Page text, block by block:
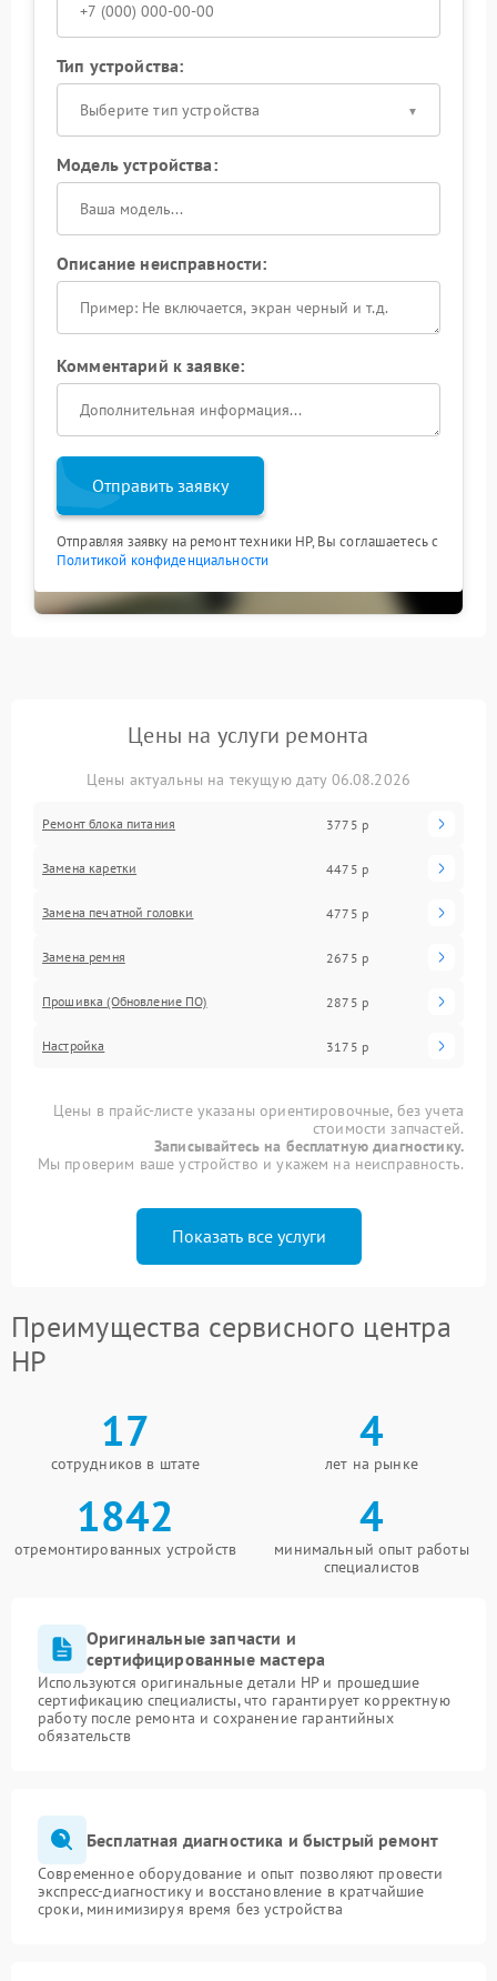
Тип устройства:
Выберите тип устройства
Модель устройства:
Описание неисправности:
Комментарий к заявке:
Отправить заявку
Отправляя заявку на ремонт техники HP, Вы соглашаетесь с
Политикой конфиденциальности
Цены на услуги ремонта
Цены актуальны на текущую дату 06.08.2026
Ремонт блока питания 3775 р
Замена каретки 4475 р
Замена печатной головки 4775 р
Замена ремня 2675 р
Прошивка (Обновление ПО) 2875 р
Настройка 3175 р
Цены в прайс-листе указаны ориентировочные, без учета
стоимости запчастей.
Записывайтесь на бесплатную диагностику.
Мы проверим ваше устройство и укажем на неисправность.
Показать все услуги
Преимущества сервисного центра
HP
17
сотрудников в штате
4
лет на рынке
1842
отремонтированных устройств
4
минимальный опыт работы
специалистов
Оригинальные запчасти и
сертифицированные мастера
Используются оригинальные детали HP и прошедшие
сертификацию специалисты, что гарантирует корректную
работу после ремонта и сохранение гарантийных
обязательств
Бесплатная диагностика и быстрый ремонт
Современное оборудование и опыт позволяют провести
экспресс-диагностику и восстановление в кратчайшие
сроки, минимизируя время без устройства